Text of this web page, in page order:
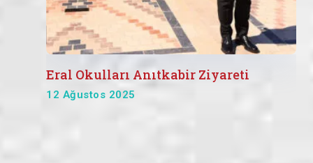
Eral Okulları Anıtkabir Ziyareti
12 Ağustos 2025